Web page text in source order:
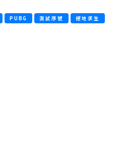
PUBG 測試序號 絕地求生